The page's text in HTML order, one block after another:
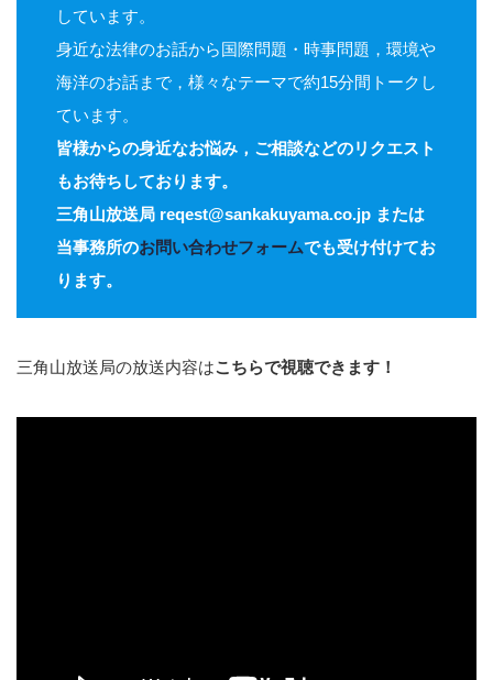
しています。
身近な法律のお話から国際問題・時事問題，環境や
海洋のお話まで，様々なテーマで約15分間トークし
ています。
皆様からの身近なお悩み，ご相談などのリクエスト
もお待ちしております。
三角山放送局 reqest@sankakuyama.co.jp または
当事務所のお問い合わせフォームでも受け付けてお
ります。
三角山放送局の放送内容はこちらで視聴できます！